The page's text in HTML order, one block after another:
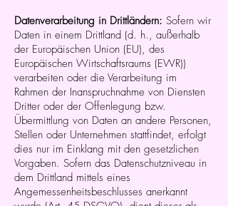
Datenverarbeitung in Drittländern: Sofern wir
Daten in einem Drittland (d. h., außerhalb
der Europäischen Union (EU), des
Europäischen Wirtschaftsraums (EWR))
verarbeiten oder die Verarbeitung im
Rahmen der Inanspruchnahme von Diensten
Dritter oder der Offenlegung bzw.
Übermittlung von Daten an andere Personen,
Stellen oder Unternehmen stattfindet, erfolgt
dies nur im Einklang mit den gesetzlichen
Vorgaben. Sofern das Datenschutzniveau in
dem Drittland mittels eines
Angemessenheitsbeschlusses anerkannt